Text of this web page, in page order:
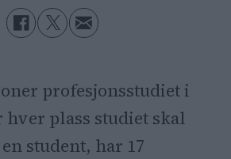
profesjonsstudiet i
plass studiet skal
student, har 17